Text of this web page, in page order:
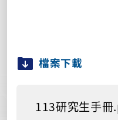
檔案下載
113研究生手